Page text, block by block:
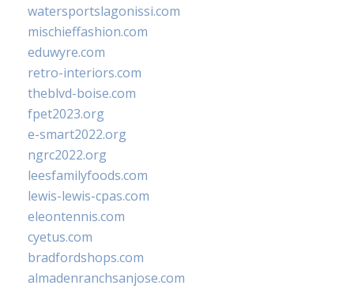
watersportslagonissi.com
mischieffashion.com
eduwyre.com
retro-interiors.com
theblvd-boise.com
fpet2023.org
e-smart2022.org
ngrc2022.org
leesfamilyfoods.com
lewis-lewis-cpas.com
eleontennis.com
cyetus.com
bradfordshops.com
almadenranchsanjose.com